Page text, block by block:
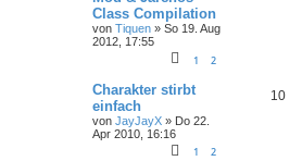
Class Compilation
von Tiquen » So 19. Aug
2012, 17:55
1 2
Charakter stirbt
einfach
von JayJayX » Do 22.
Apr 2010, 16:16
1 2
10